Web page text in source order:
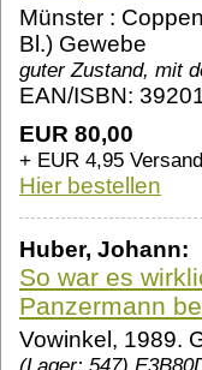
Münster :
Bl.) Gewebe
guter Zustand, mit
EAN/ISBN:
EUR 80,00
+ EUR 4,95
Hier bestellen
Huber, Johann:
So war es
Panzermann
Vowinkel, 1989.